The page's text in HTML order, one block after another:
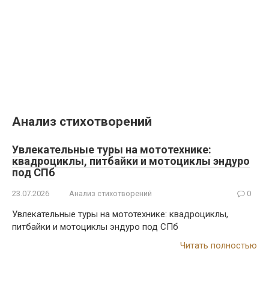
Анализ стихотворений
Увлекательные туры на мототехнике:
квадроциклы, питбайки и мотоциклы эндуро
под СПб
23.07.2026 Анализ стихотворений 0
Увлекательные туры на мототехнике: квадроциклы,
питбайки и мотоциклы эндуро под СПб
Читать полностью